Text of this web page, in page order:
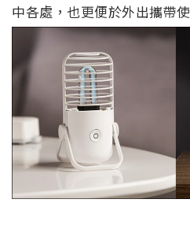
中各處，也更便於外出攜帶使